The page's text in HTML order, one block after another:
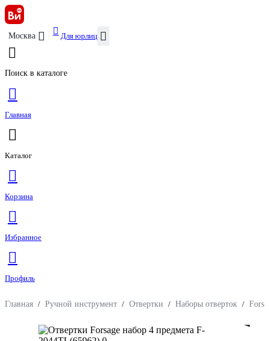
Москва Для юрлиц
Поиск в каталоге
Главная
Каталог
Корзина
Избранное
Профиль
Главная / Ручной инструмент / Отвертки / Наборы отверток /